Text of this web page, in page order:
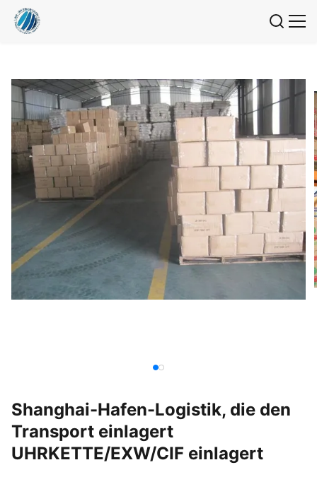
Shanghai-Hafen-Logistik, die den
Transport einlagert
UHRKETTE/EXW/CIF einlagert